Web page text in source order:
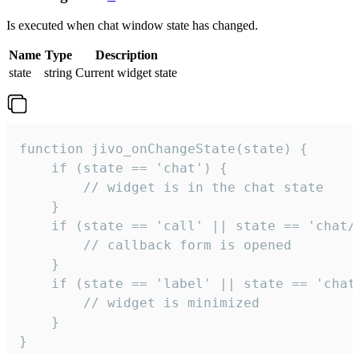
Is executed when chat window state has changed.
Name Type
Description
state
string Current widget state
function jivo_onChangeState(state) {
    if (state == 'chat') {
        // widget is in the chat state
    }
if (state == 'call' || state ==
        // callback form is opened
    }
if (state == 'label' || state ==
        // widget is minimized
    }
}